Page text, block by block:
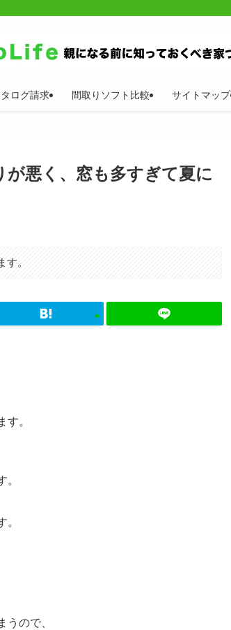
ログ請求 間取りソフト比較 サイトマップ
悪く、窓も多すぎて夏に
す。
す。
。
。
ので、